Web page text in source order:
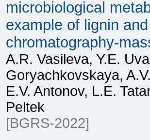
microbiological
example of lignin
chromatography-
A.R. Vasileva, Y.E.
Goryachkovskaya,
E.V. Antonov, L.E.
Peltek
[BGRS-2022]